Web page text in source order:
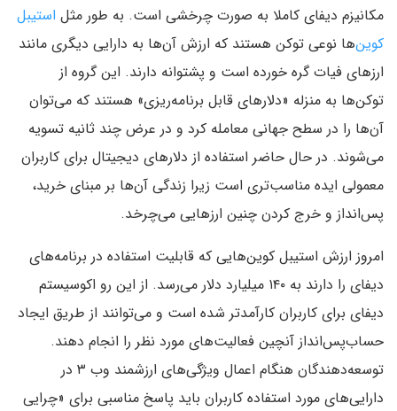
مکانیزم دیفای کاملا به صورت چرخشی است. به طور مثل استیبل
کوین‌ها نوعی توکن هستند که ارزش آن‌ها به دارایی دیگری مانند
ارزهای فیات گره خورده است و پشتوانه دارند. این گروه از
توکن‌ها به منزله «دلارهای قابل برنامه‌ریزی» هستند که می‌توان
آن‌ها را در سطح جهانی معامله کرد و در عرض چند ثانیه تسویه
می‌شوند. در حال حاضر استفاده از دلارهای دیجیتال برای کاربران
معمولی ایده مناسب‌تری است زیرا زندگی آن‌ها بر مبنای خرید،
پس‌انداز و خرج کردن چنین ارزهایی می‌چرخد.
امروز ارزش استیبل کوین‌هایی که قابلیت استفاده در برنامه‌های
دیفای را دارند به ۱۴۰ میلیارد دلار می‌رسد. از این رو اکوسیستم
دیفای برای کاربران کارآمدتر شده است و می‌توانند از طریق ایجاد
حساب‌پس‌انداز آنچین فعالیت‌های مورد نظر را انجام دهند.
توسعه‌دهندگان هنگام اعمال ویژگی‌های ارزشمند وب ۳ در
دارایی‌های مورد استفاده کاربران باید پاسخ مناسبی برای «چرایی